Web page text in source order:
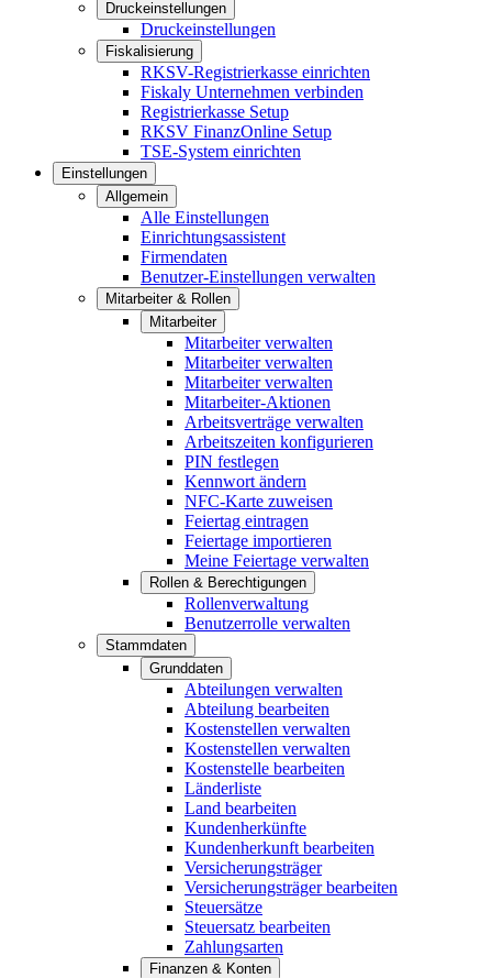
Druckeinstellungen
Druckeinstellungen
Fiskalisierung
RKSV-Registrierkasse einrichten
Fiskaly Unternehmen verbinden
Registrierkasse Setup
RKSV FinanzOnline Setup
TSE-System einrichten
Einstellungen
Allgemein
Alle Einstellungen
Einrichtungsassistent
Firmendaten
Benutzer-Einstellungen verwalten
Mitarbeiter & Rollen
Mitarbeiter
Mitarbeiter verwalten
Mitarbeiter verwalten
Mitarbeiter verwalten
Mitarbeiter-Aktionen
Arbeitsverträge verwalten
Arbeitszeiten konfigurieren
PIN festlegen
Kennwort ändern
NFC-Karte zuweisen
Feiertag eintragen
Feiertage importieren
Meine Feiertage verwalten
Rollen & Berechtigungen
Rollenverwaltung
Benutzerrolle verwalten
Stammdaten
Grunddaten
Abteilungen verwalten
Abteilung bearbeiten
Kostenstellen verwalten
Kostenstellen verwalten
Kostenstelle bearbeiten
Länderliste
Land bearbeiten
Kundenherkünfte
Kundenherkunft bearbeiten
Versicherungsträger
Versicherungsträger bearbeiten
Steuersätze
Steuersatz bearbeiten
Zahlungsarten
Finanzen & Konten